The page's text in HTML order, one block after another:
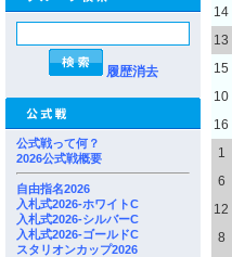
履歴消去
公式戦って何？
2026公式戦概要
自由指名2026
入札式2026-ホワイトC
入札式2026-シルバーC
入札式2026-ゴールドC
スタリオンカップ2026
14
13
15
10
16
1
6
12
8